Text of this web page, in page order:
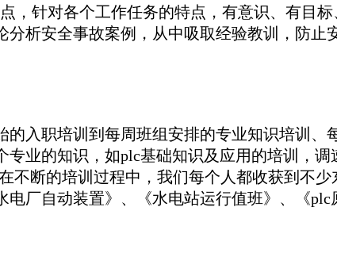
，针对各个工作任务的特点，有意识、有目
析安全事故案例，从中吸取经验教训，防止
入职培训到每周班组安排的专业知识培训、
业的知识，如plc基础知识及应用的培训，调
断的培训过程中，我们每个人都收获到不
厂自动装置》、《水电站运行值班》、《